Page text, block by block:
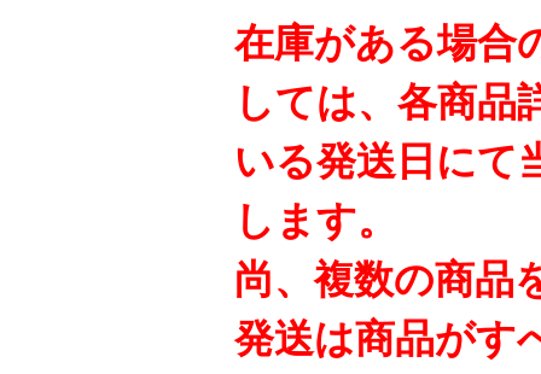
在庫がある場合
しては、各商品
いる発送日にて
します。
尚、複数の商品
発送は商品がす